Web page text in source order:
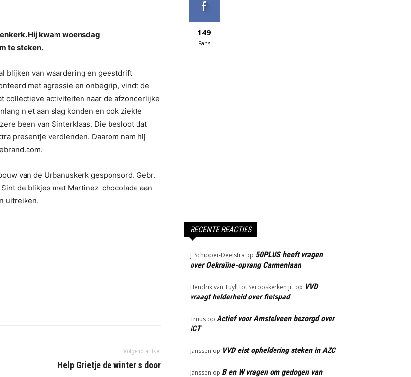
Hij kwam woensdag
te steken.
blijken van waardering en geestdrift
met agressie en onbegrip, vindt de
collectieve activiteiten naar de afzonderlijke
niet aan slag konden en ook ziekte
been van Sinterklaas. Die besloot dat
presentje verdienden. Daarom nam hij
van de Urbanuskerk gesponsord. Gebr.
de blikjes met Martinez-chocolade aan
uitreiken.
Volgend artikel
Help Grietje de winter s door
149
Fans
RECENTE REACTIES
J. Schipper-Deelstra op 50PLUS heeft vragen
over Oekraïne-opvang Carmenlaan
Hendrik van Tuyll tot Serooskerken jr. op VVD
vraagt helderheid over fietspad
Truus op Actief voor Amstelveen bezorgd over
ICT
Janssen op VVD eist opheldering steken in AZC
Janssen op B en W vragen om gedogen van